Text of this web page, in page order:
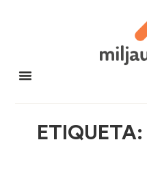
ETIQUETA: